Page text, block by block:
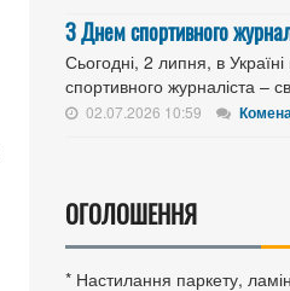
З Днем спортивного
Сьогодні, 2 липня, в
спортивного журналіста –
02.07.2026 10:59
ОГОЛОШЕННЯ
* Настилання паркету,